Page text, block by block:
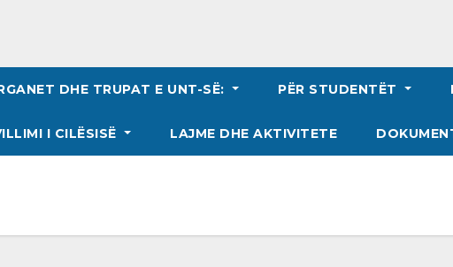
DHE TRUPAT E UNT-SË: PËR STUDENTËT
I CILËSISË LAJME DHE AKTIVITETE